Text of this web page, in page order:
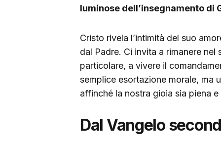
luminose dell’insegnamento di
Cristo rivela l’intimità del suo
dal Padre. Ci invita a rimanere
particolare, a vivere il
semplice esortazione morale, ma
affinché la nostra gioia sia piena
Dal Vangelo